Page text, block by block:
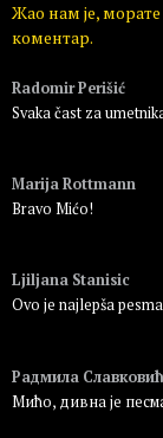
Жао нам је,
коментар.
Radomir Perišić
Svaka čast za
Marija Rottmann
Bravo Mićo!
Ljiljana Stanisic
Ovo je najlepša
Радмила Славковић
Мићо, дивна је